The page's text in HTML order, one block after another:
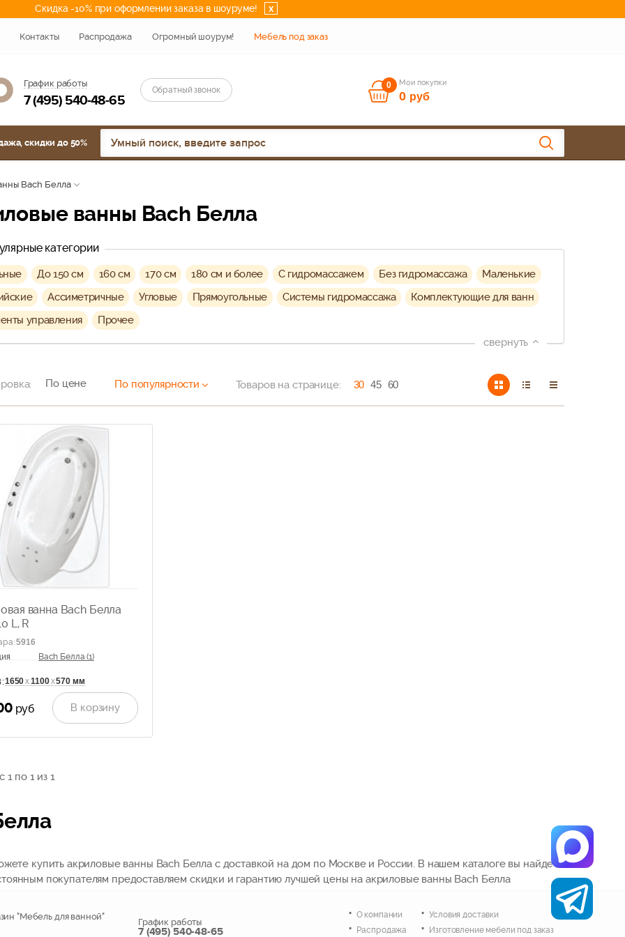
Скидка -10% при оформлении заказа в шоуруме! x
Контакты Распродажа Огромный шоурум! Мебель под заказ
График работы
7 (495) 540-48-65
Обратный звонок 0 Мои покупки
0 руб
скидки до 50%
Bach Белла
ванны Bach Белла
категории
До 150 см 160 см 170 см 180 см и более C гидромассажем Без гидромассажа
Маленькие
Ассиметричные Угловые Прямоугольные Системы гидромассажа
Комплектующие для ванн
управления
Прочее
свернуть
По цене По популярности Товаров на странице: 30 45 60
ванна Bach Белла
L, R
:5916
Bach Белла (1)
1650х1100х570 мм
руб В корзину
1 по 1 из 1
купить акриловые ванны Bach Белла с доставкой на дом по Москве и России. В нашем каталоге вы найдете
покупателям предоставляем скидки и гарантию лучшей цены на акриловые ванны Bach Белла
"Мебель для ванной"
График работы
7 (495) 540-48-65
О компании
Распродажа
Условия доставки
Изготовление мебели под заказ